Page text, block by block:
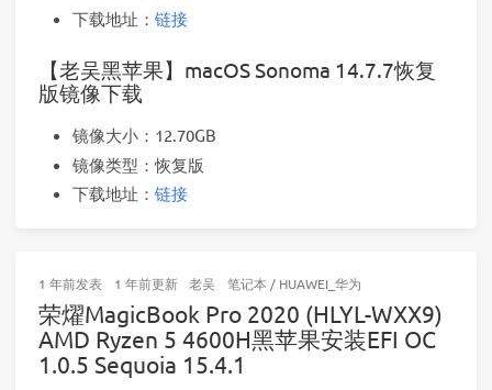
下载地址： 链接
【老吴黑苹果】macOS Sonoma 14.7.7恢复
版镜像下载
镜像大小：12.70GB
镜像类型：恢复版
下载地址： 链接
1 年前发表 1 年前更新 老吴 笔记本/ HUAWEI_华为
荣燿MagicBook Pro 2020 (HLYL-WXX9)
AMD Ryzen 5 4600H黑苹果安装EFI OC
1.0.5 Sequoia 15.4.1